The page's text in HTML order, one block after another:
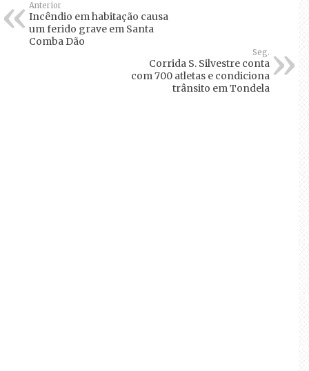
Anterior
Incêndio em habitação causa
um ferido grave em Santa
Comba Dão
Seg.
Corrida S. Silvestre conta
com 700 atletas e condiciona
trânsito em Tondela